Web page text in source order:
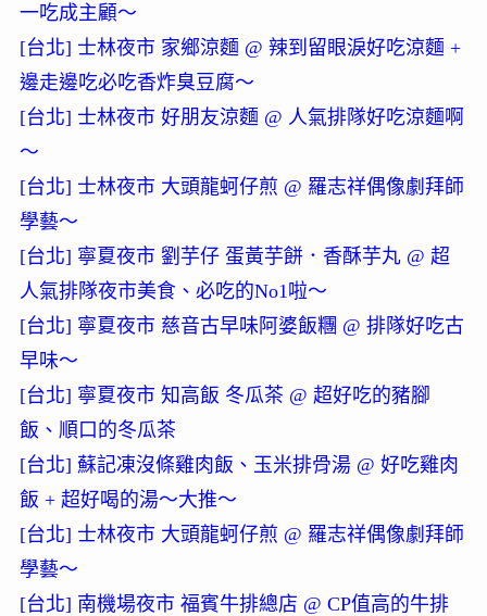
一吃成主顧～
[台北] 士林夜市 家鄉涼麵 @ 辣到留眼淚好吃涼麵 +
邊走邊吃必吃香炸臭豆腐～
[台北] 士林夜市 好朋友涼麵 @ 人氣排隊好吃涼麵啊
～
[台北] 士林夜市 大頭龍蚵仔煎 @ 羅志祥偶像劇拜師
學藝～
[台北] 寧夏夜市 劉芋仔 蛋黃芋餅．香酥芋丸 @ 超
人氣排隊夜市美食、必吃的No1啦～
[台北] 寧夏夜市 慈音古早味阿婆飯糰 @ 排隊好吃古
早味～
[台北] 寧夏夜市 知高飯 冬瓜茶 @ 超好吃的豬腳
飯、順口的冬瓜茶
[台北] 蘇記凍沒條雞肉飯、玉米排骨湯 @ 好吃雞肉
飯 + 超好喝的湯～大推～
[台北] 士林夜市 大頭龍蚵仔煎 @ 羅志祥偶像劇拜師
學藝～
[台北] 南機場夜市 福賓牛排總店 @ CP值高的牛排